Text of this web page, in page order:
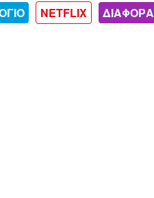
NETFLIX ΔΙΑΦΟΡΑ